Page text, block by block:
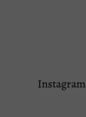
Instagram